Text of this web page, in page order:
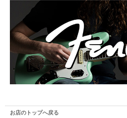
お店のトップへ戻る